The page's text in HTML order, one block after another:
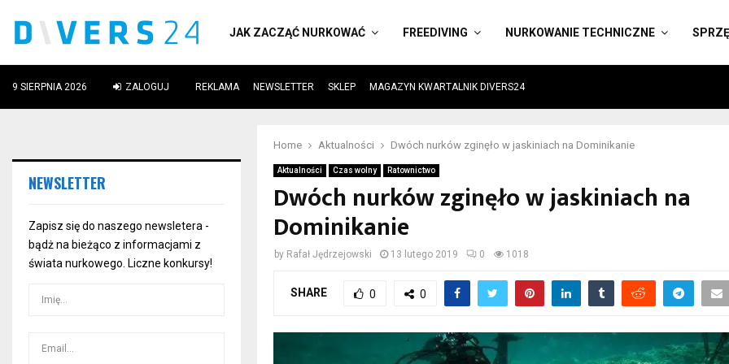
JAK ZACZĄĆ NURKOWAĆ FREEDIVING NURKOWANIE TECHNICZNE
9 SIERPNIA 2026 ZALOGUJ REKLAMA NEWSLETTER SKLEP MAGAZYN KWARTALNIK DIVERS24
Home Aktualności Dwóch nurków zginęło w jaskiniach na Dominikanie
Aktualności Czas wolny Ratownictwo
Dwóch nurków zginęło w jaskiniach na
Dominikanie
by Rafał Jędrzejowski 13 lutego 2019 0 1018
SHARE 0 0
NEWSLETTER
Zapisz się do naszego newsletera -
bądż na bieżąco z informacjami z
świata nurkowego. Liczne konkursy!